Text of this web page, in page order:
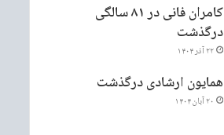
کامران فانی در ۸۱ سالگی
درگذشت
۲۲ آذر ۱۴۰۴
همایون ارشادی درگذشت
۲۰ آبان ۱۴۰۴